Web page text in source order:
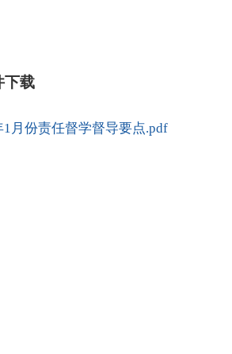
下载
1月份责任督学督导要点.pdf